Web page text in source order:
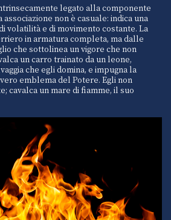
legato alla componente
non è casuale: indica una
volatilità e di movimento costante. La
in armatura completa, ma dalle
che sottolinea un vigore che non
un carro trainato da un leone,
che egli domina, e impugna la
emblema del Potere. Egli non
cavalca un mare di fiamme, il suo